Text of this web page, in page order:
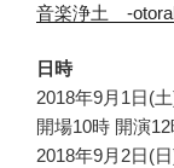
音楽浄土 -
日時
2018年9月1日(
開場10時 開演
2018年9月2日(